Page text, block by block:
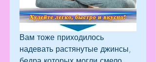
Вам тоже приходилось
надевать растянутые джинсы,